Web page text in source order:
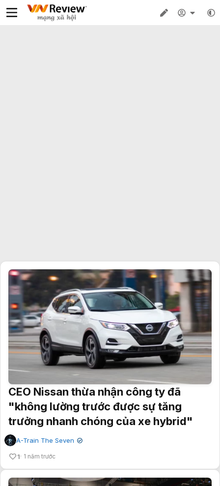
CEO Nissan thừa nhận công ty đã
"không lường trước được sự tăng
trưởng nhanh chóng của xe hybrid"
A-Train The Seven ✔
1 1 năm trước